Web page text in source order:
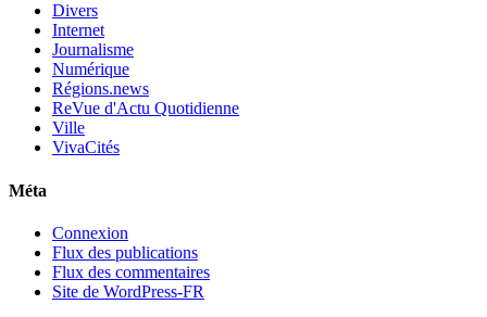
Divers
Internet
Journalisme
Numérique
Régions.news
ReVue d'Actu Quotidienne
Ville
VivaCités
Méta
Connexion
Flux des publications
Flux des commentaires
Site de WordPress-FR